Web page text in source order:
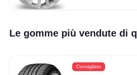
Le gomme più vendute di
Consigliato